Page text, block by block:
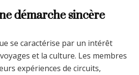
démarche sincère
se caractérise par un intérêt
et la culture. Les membres
expériences de circuits,